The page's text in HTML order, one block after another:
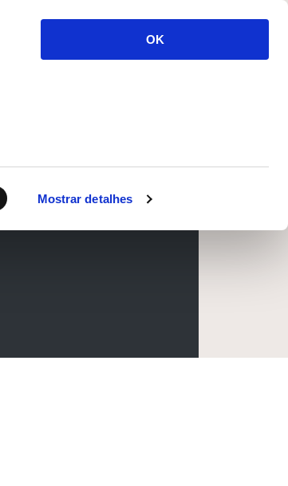
Mostrar detalhes
OK
HISTÓRIA